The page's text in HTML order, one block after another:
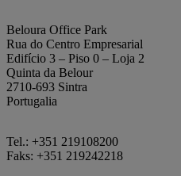
Beloura Office Park
Rua do Centro Empresarial
Edifício 3 – Piso 0 – Loja 2
Quinta da Belour
2710-693 Sintra
Portugalia
Tel.: +351 219108200
Faks: +351 219242218